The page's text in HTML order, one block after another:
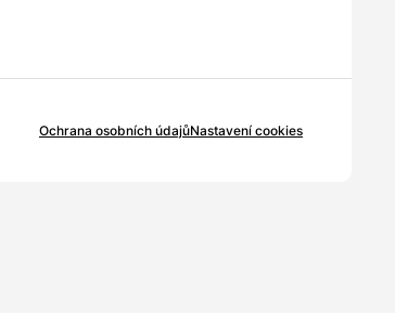
Ochrana osobních údajůNastavení cookies